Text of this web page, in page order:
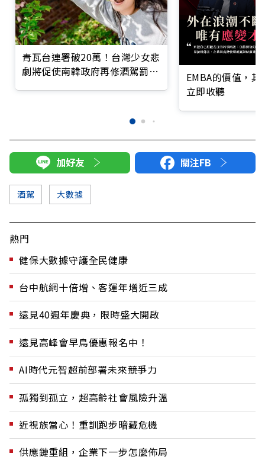
青瓦台連署破20萬！台灣少女悲
劇將促使南韓政府再修酒駕罰
EMBA的價值，
立即收聽
加好友 關注FB
酒駕 大數據
熱門
健保大數據守護全民健康
台中航網十倍增、客運年增近三成
遠見40週年慶典，限時盛大開啟
遠見高峰會早鳥優惠報名中！
AI時代元智超前部署未來競爭力
孤獨到孤立，超高齡社會風險升溫
近視族當心！重訓跑步暗藏危機
供應鏈重組，企業下一步怎麼佈局